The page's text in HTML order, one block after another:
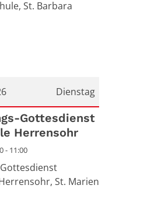
St. Barbara
Dienstag
2026
Gottesdienst
Herrensohr
- 11:00
St. Marien